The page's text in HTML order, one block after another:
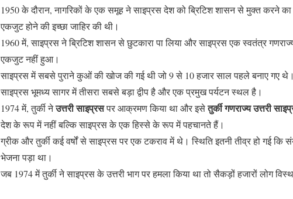
1950 के दौरान, नागरिकों के एक समूह ने साइप्रस देश को ब्रिटिश शासन से मुक्त करने
एकजुट होने की इच्छा जाहिर की थी।
1960 में, साइप्रस ने ब्रिटिश शासन से छुटकारा पा लिया और साइप्रस एक स्वतंत्र
एकजुट नहीं हुआ।
साइप्रस में सबसे पुराने कुओं की खोज की गई थी जो 9 से 10 हजार साल पहले बनाए गए थे।
साइप्रस भूमध्य सागर में तीसरा सबसे बड़ा द्वीप है और एक प्रमुख पर्यटन स्थल है।
1974 में, तुर्की नेउत्तरी साइप्रसपर आक्रमण किया था और इसेतुर्की गणराज्य उत्तरी
देश के रूप में नहीं बल्कि साइप्रस के एक हिस्से के रूप में पहचानते हैं।
ग्रीक और तुर्की कई वर्षों से साइप्रस पर एक टकराव में थे। स्थिति इतनी तीव्र हो गई कि
भेजना पड़ा था।
जब 1974 में तुर्की ने साइप्रस के उत्तरी भाग पर हमला किया था तो सैकड़ों हजारों लोग